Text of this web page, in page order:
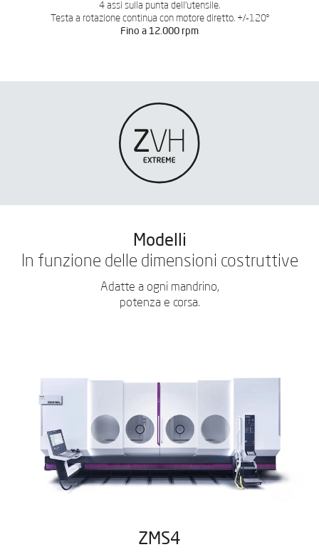
4 assi sulla punta dell'utensile.
Testa a rotazione continua con motore diretto. +/-120º
Fino a 12.000 rpm
Modelli
In funzione delle dimensioni costruttive
Adatte a ogni mandrino,
potenza e corsa.
ZMS4